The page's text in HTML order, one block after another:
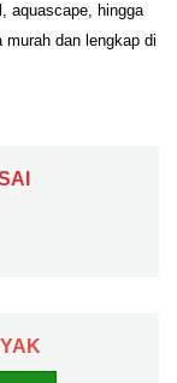
aquascape, hingga
murah dan lengkap di